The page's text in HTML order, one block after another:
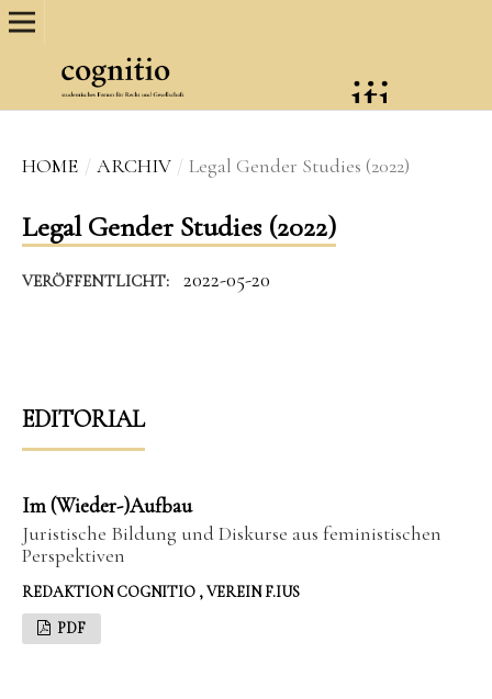
HOME / ARCHIV / Legal Gender Studies (2022)
Legal Gender Studies (2022)
VERÖFFENTLICHT: 2022-05-20
EDITORIAL
Im (Wieder-)Aufbau
Juristische Bildung und Diskurse aus feministischen
Perspektiven
REDAKTION COGNITIO , VEREIN F.IUS
PDF